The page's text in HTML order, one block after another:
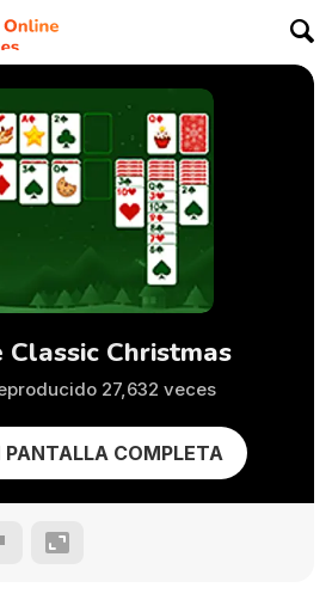
Christmas
27,632 veces
PANTALLA COMPLETA